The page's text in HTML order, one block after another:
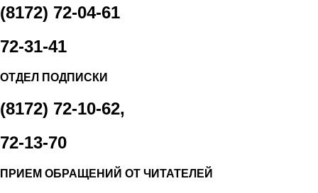
(8172) 72-04-61
72-31-41
ОТДЕЛ ПОДПИСКИ
(8172) 72-10-62,
72-13-70
ПРИЕМ ОБРАЩЕНИЙ ОТ ЧИТАТЕЛЕЙ